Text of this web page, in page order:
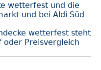
wetterfest und die
und bei Aldi Süd
wetterfest steht
oder Preisvergleich